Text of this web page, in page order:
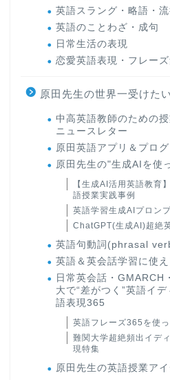
英語スラング・略語・
英語のことわざ・成句
日常生活の表現
恋愛英語表現・フレー
原田先生の世界一受けた
中高英語教師のための
ニュースレター
原田英語アプリ＆プロ
原田先生の"生成AIを使
【生成AI活用英語教育
語授業実践事例
英語学習生成AIプロン
ChatGPT(生成AI)超絶
英語句動詞(phrasal
英語＆英会話学習に使
日常英会話・GMARCH
大で“差がつく”英語イ
語表現365
英語フレーズ365を使
難関大学超絶頻出イデ
現特集
原田先生の英語授業ア